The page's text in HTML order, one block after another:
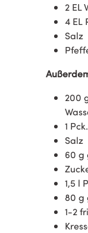
2 EL
4 EL
Salz
200
1
Salz
60 g
1,5 l
80 g
1-2